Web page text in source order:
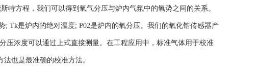
方程，我们可以得到氧气分压与炉内气氛中的氧势之间的关系。
是炉内的绝对温度; P02是炉内的氧分压。我们的氧化锆传感器产
浓度可以通过上式直接测量。在工程应用中，标准气体用于校准
也是最准确的校准方法。